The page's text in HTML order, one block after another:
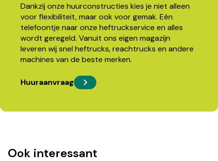
Dankzij onze huurconstructies kies je niet alleen
voor flexibiliteit, maar ook voor gemak. Eén
telefoontje naar onze heftruckservice en alles
wordt geregeld. Vanuit ons eigen magazijn
leveren wij snel heftrucks, reachtrucks en andere
machines van de beste merken.
Huuraanvraag
Ook interessant